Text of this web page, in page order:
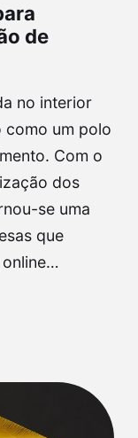
de
no interior
como um polo
Com o
dos
se uma
que
online…